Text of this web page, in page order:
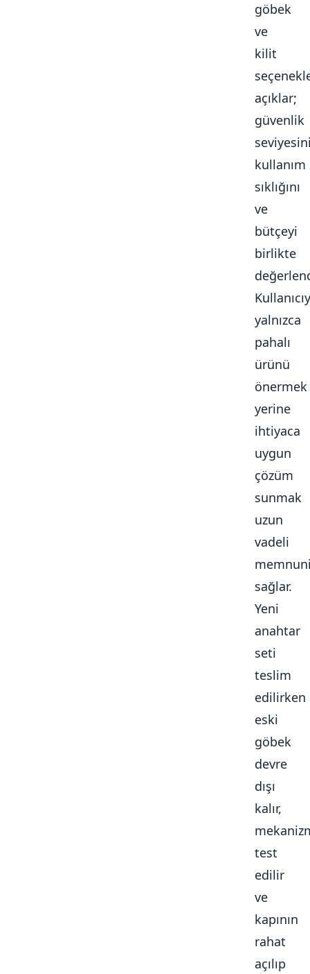
göbek
ve
kilit
açıklar;
güvenlik
kullanım
sıklığını
ve
bütçeyi
birlikte
yalnızca
pahalı
ürünü
önermek
yerine
ihtiyaca
uygun
çözüm
sunmak
uzun
vadeli
sağlar.
Yeni
anahtar
seti
teslim
edilirken
eski
göbek
devre
dışı
kalır,
test
edilir
ve
kapının
rahat
açılıp